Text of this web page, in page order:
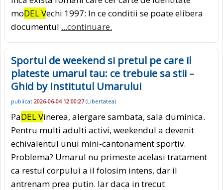
moDEL Vechi 1997: In ce conditii se poate elibera
documentul ...continuare.
Sportul de weekend si pretul pe care il
plateste umarul tau: ce trebuie sa stii –
Ghid by Institutul Umarului
publicat 2026-06-04 12:00:27(Libertatea)
PaDEL Vinerea, alergare sambata, sala duminica.
Pentru multi adulti activi, weekendul a devenit
echivalentul unui mini-cantonament sportiv.
Problema? Umarul nu primeste acelasi tratament
ca restul corpului a il folosim intens, dar il
antrenam prea putin. Iar daca in trecut